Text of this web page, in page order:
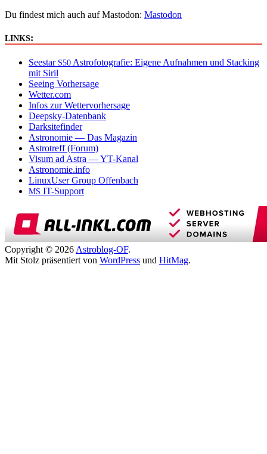
Du findest mich auch auf Mastodon: Mastodon
LINKS:
Seestar S50 Astrofotografie: Eigene Aufnahmen und Stacking
mit Siril
Seeing Vorhersage
Wetter.com
Infos zur Wettervorhersage
Deepsky-Datenbank
Darksitefinder
Astronomie — Das Magazin
Astrotreff (Forum)
Visum ad Astra — YT-Kanal
Astronomie.info
LinuxUser Group Offenbach
MS IT-Support
Copyright © 2026 Astroblog-OF.
Mit Stolz präsentiert von WordPress und HitMag.